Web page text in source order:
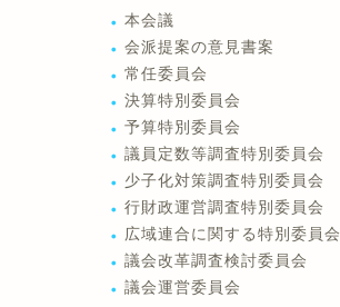
本会議
会派提案の意見書案
常任委員会
決算特別委員会
予算特別委員会
議員定数等調査特別委員会
少子化対策調査特別委員会
行財政運営調査特別委員会
広域連合に関する特別委員会
議会改革調査検討委員会
議会運営委員会